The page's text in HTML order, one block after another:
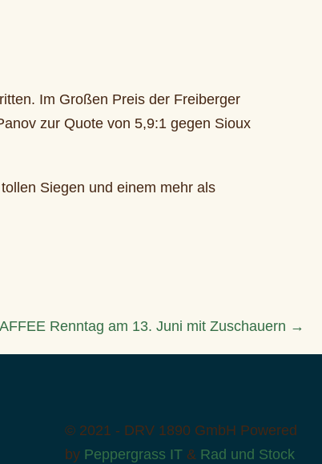
Im Großen Preis der Freiberger
zur Quote von 5,9:1 gegen Sioux
Siegen und einem mehr als
Renntag am 13. Juni mit Zuschauern →
© 2021 - DRV 1890 GmbH Powered
by Peppergrass IT & Rad und Stock